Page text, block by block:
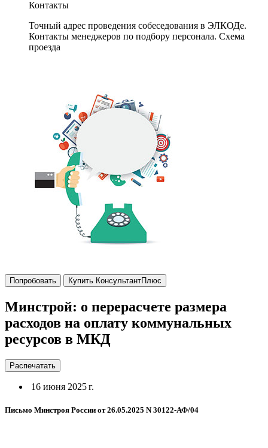
Контакты
Точный адрес проведения собеседования в ЭЛКОДе.
Контакты менеджеров по подбору персонала. Схема
проезда
Попробовать Купить КонсультантПлюс
Минстрой: о перерасчете размера
расходов на оплату коммунальных
ресурсов в МКД
Распечатать
16 июня 2025 г.
Письмо Минстроя России от 26.05.2025 N 30122-АФ/04